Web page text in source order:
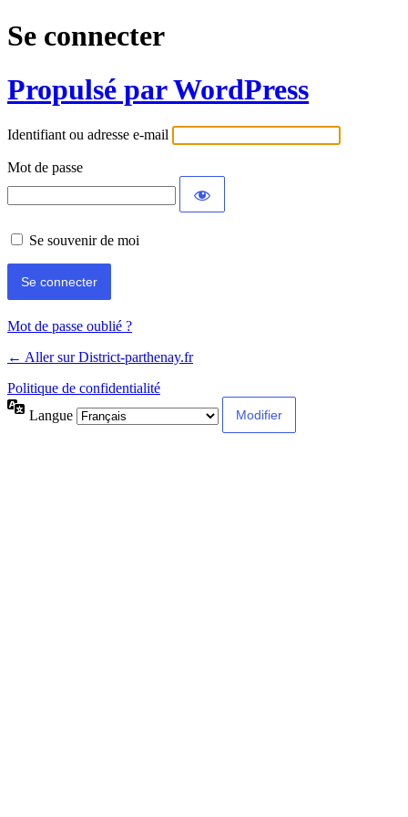
Se connecter
Propulsé par WordPress
Identifiant ou adresse e-mail
Mot de passe
Se souvenir de moi
Mot de passe oublié ?
← Aller sur District-parthenay.fr
Politique de confidentialité
Langue